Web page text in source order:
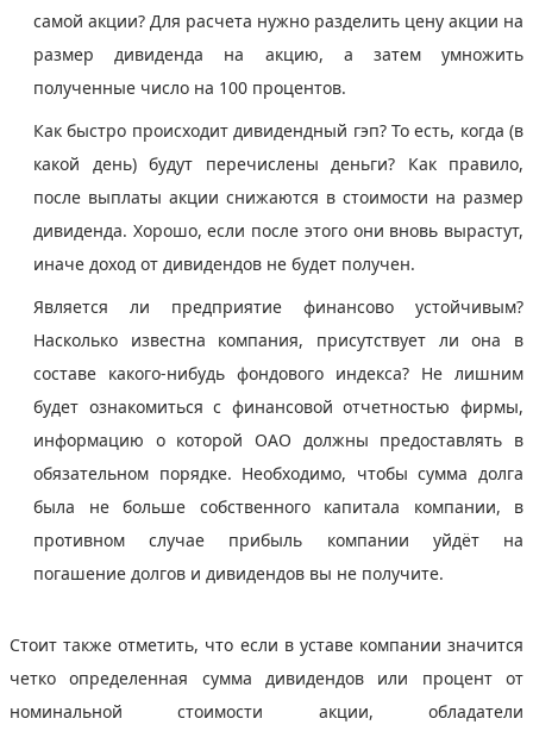
самой акции? Для расчета нужно разделить цену акции на
размер дивиденда на акцию, а затем умножить
полученные число на 100 процентов.
Как быстро происходит дивидендный гэп? То есть, когда (в
какой день) будут перечислены деньги? Как правило,
после выплаты акции снижаются в стоимости на размер
дивиденда. Хорошо, если после этого они вновь вырастут,
иначе доход от дивидендов не будет получен.
Является ли предприятие финансово устойчивым?
Насколько известна компания, присутствует ли она в
составе какого-нибудь фондового индекса? Не лишним
будет ознакомиться с финансовой отчетностью фирмы,
информацию о которой ОАО должны предоставлять в
обязательном порядке. Необходимо, чтобы сумма долга
была не больше собственного капитала компании, в
противном случае прибыль компании уйдёт на
погашение долгов и дивидендов вы не получите.
Стоит также отметить, что если в уставе компании значится
четко определенная сумма дивидендов или процент от
номинальной стоимости акции, обладатели